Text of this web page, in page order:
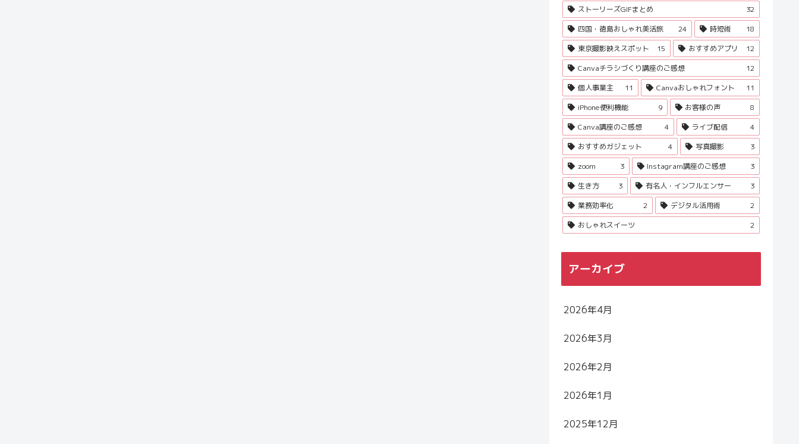
ストーリーズGIFまとめ
32
四国・徳島おしゃれ美活旅
24 時短術
18
東京撮影映えスポット
15 おすすめアプリ
12
Canvaチラシづくり講座のご感想
12
個人事業主
11 Canvaおしゃれフォント
11
iPhone便利機能
9 お客様の声
8
Canva講座のご感想
4 ライブ配信
4
おすすめガジェット
4 写真撮影
3
zoom
3 Instagram講座のご感想
3
生き方
3 有名人・インフルエンサー
3
業務効率化
2 デジタル活用術
2
おしゃれスイーツ
2
アーカイブ
2026年4月
2026年3月
2026年2月
2026年1月
2025年12月